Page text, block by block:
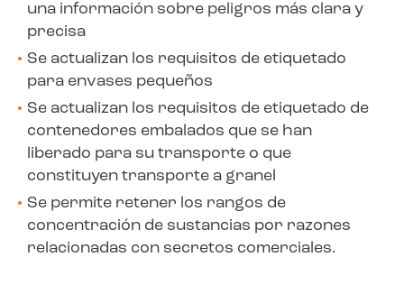
una información sobre peligros más clara y
precisa
Se actualizan los requisitos de etiquetado
para envases pequeños
Se actualizan los requisitos de etiquetado de
contenedores embalados que se han
liberado para su transporte o que
constituyen transporte a granel
Se permite retener los rangos de
concentración de sustancias por razones
relacionadas con secretos comerciales.